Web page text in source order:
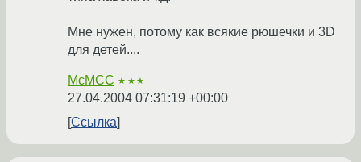
Мне нужен, потому как всякие рюшечки и 3D
для детей....
McMCC ★★★
27.04.2004 07:31:19 +00:00
Ссылка